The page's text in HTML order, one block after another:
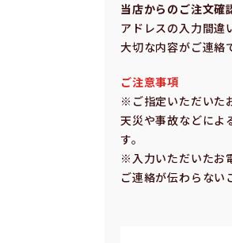
当店からのご注⽂確
アドレスの⼊⼒間違
⼤切な内容がご連絡
ご注意事項
※ご指定いただいた
天災や事故などによ
す。
※⼊⼒いただいたお
ご連絡が伝わらない